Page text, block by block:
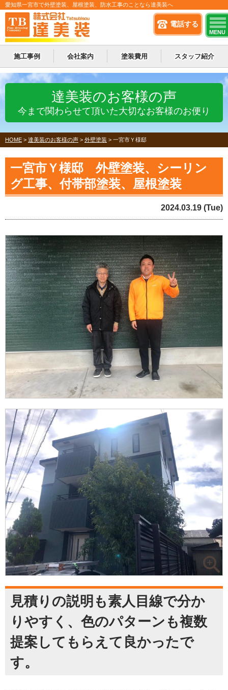
電話する
MENU
愛知県一宮市で外壁塗装、屋根塗装、防水工事のことなら達美装へ
施工事例 会社案内 塗装費用 スタッフ紹介
達美装のお客様の声
今まで関わらせて頂いた大切なお客様のお便り
HOME > 達美装のお客様の声 > 外壁塗装 > 一宮市Ｙ様邸
一宮市Ｙ様邸 外壁塗装、シーリン
グ工事、付帯部塗装、屋根塗装
2024.03.19 (Tue)
見積りの説明も素人目線で分か
りやすく、色のパターンも複数
提案してもらえて良かったで
す。